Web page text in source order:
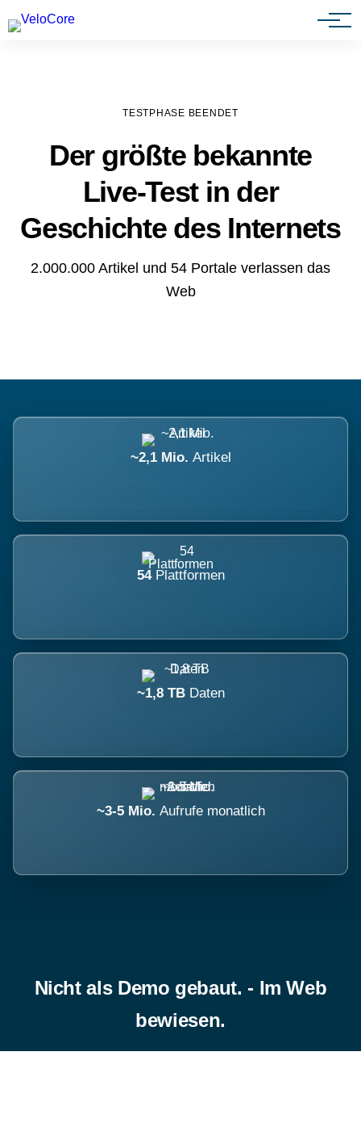
Agenturen & Webdesigner
TESTPHASE BEENDET
Der größte bekannte
Live-Test in der
Geschichte des Internets
2.000.000 Artikel und 54 Portale verlassen das
Web
~2,1 Mio. Artikel
54 Plattformen
~1,8 TB Daten
~3-5 Mio. Aufrufe monatlich
Nicht als Demo gebaut. - Im Web
bewiesen.